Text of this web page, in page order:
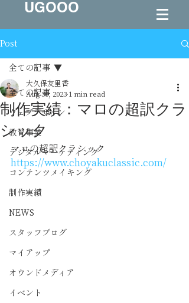
UGOOO
Post
全ての記事
ウェブデザイン
教育事業
デジタルマーケティング
コンテンツメイキング
制作実績
NEWS
スタッフブログ
マイアップ
オウンドメディア
イベント
全ての記事
制作実績：マロの超訳クラ
シック
大久保友里香
Aug 30, 2023 1 min read
マロの超訳クラシック
https://www.choyakuclassic.com/